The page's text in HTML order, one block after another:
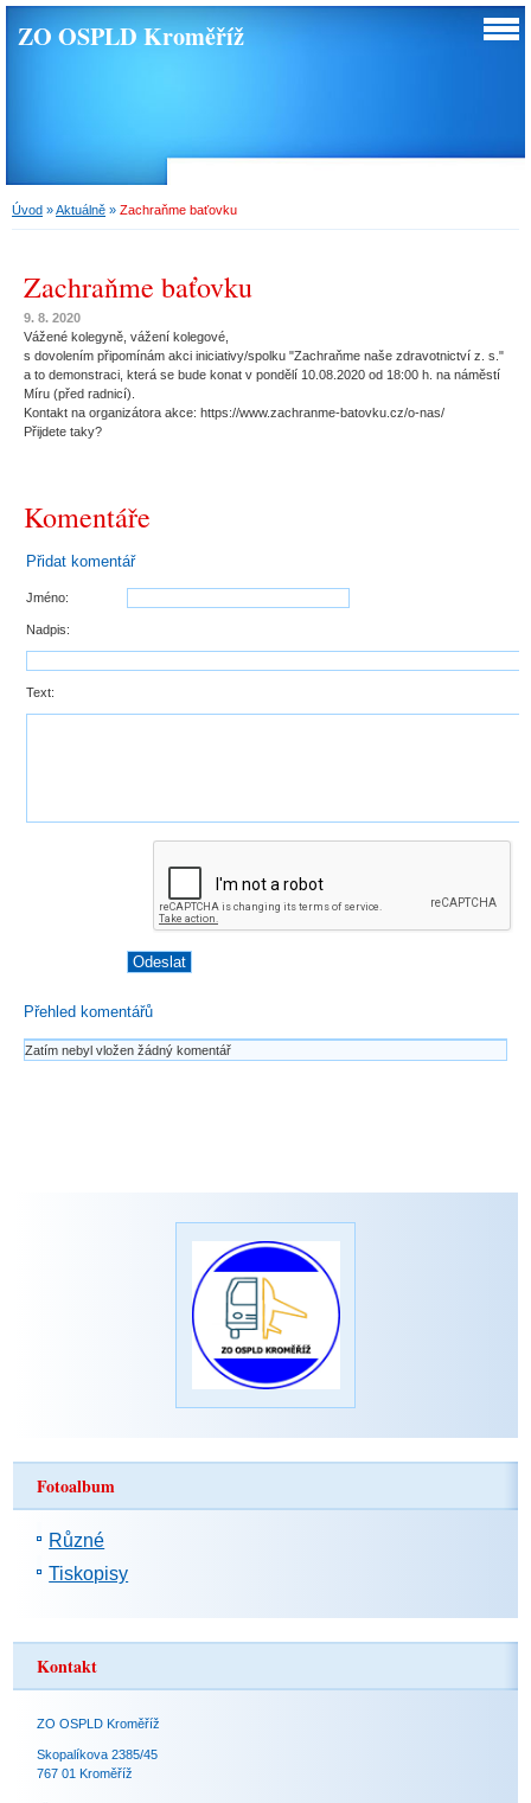
ZO OSPLD Kroměříž
Úvod »Aktuálně » Zachraňme baťovku
Zachraňme baťovku
9. 8. 2020
Vážené kolegyně, vážení kolegové,
s dovolením připomínám akci iniciativy/spolku "Zachraňme naše zdravotnictví z. s."
a to demonstraci, která se bude konat v pondělí 10.08.2020 od 18:00 h. na náměstí
Míru (před radnicí).
Kontakt na organizátora akce: https://www.zachranme-batovku.cz/o-nas/
Přijdete taky?
Komentáře
Přidat komentář
Jméno:
Nadpis:
Text:
Přehled komentářů
Zatím nebyl vložen žádný komentář
Fotoalbum
Různé
Tiskopisy
Kontakt
ZO OSPLD Kroměříž
Skopalíkova 2385/45
767 01 Kroměříž